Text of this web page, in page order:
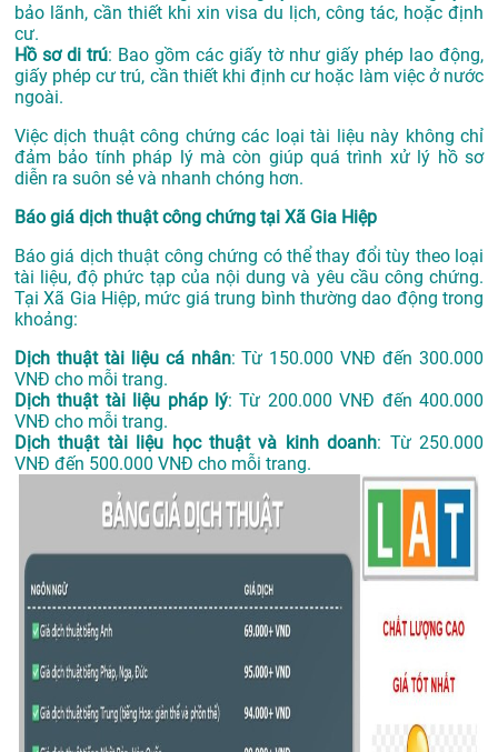
bảo lãnh, cần thiết khi xin visa du lịch, công tác, hoặc định
cư.
Hồ sơ di trú: Bao gồm các giấy tờ như giấy phép lao động,
giấy phép cư trú, cần thiết khi định cư hoặc làm việc ở nước
ngoài.
Việc dịch thuật công chứng các loại tài liệu này không chỉ
đảm bảo tính pháp lý mà còn giúp quá trình xử lý hồ sơ
diễn ra suôn sẻ và nhanh chóng hơn.
Báo giá dịch thuật công chứng tại Xã Gia Hiệp
Báo giá dịch thuật công chứng có thể thay đổi tùy theo loại
tài liệu, độ phức tạp của nội dung và yêu cầu công chứng.
Tại Xã Gia Hiệp, mức giá trung bình thường dao động trong
khoảng:
Dịch thuật tài liệu cá nhân: Từ 150.000 VNĐ đến 300.000
VNĐ cho mỗi trang.
Dịch thuật tài liệu pháp lý: Từ 200.000 VNĐ đến 400.000
VNĐ cho mỗi trang.
Dịch thuật tài liệu học thuật và kinh doanh: Từ 250.000
VNĐ đến 500.000 VNĐ cho mỗi trang.